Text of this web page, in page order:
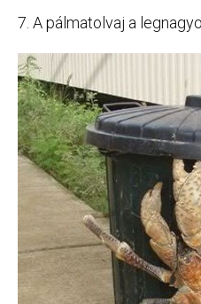
7. A pálmatolvaj a